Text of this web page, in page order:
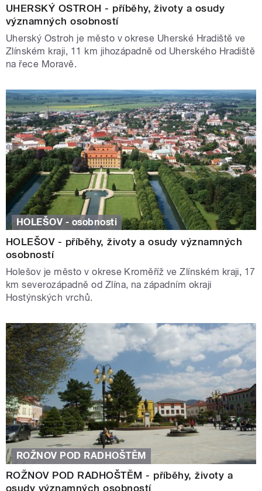
UHERSKÝ OSTROH - příběhy, životy a osudy
významných osobností
Uherský Ostroh je město v okrese Uherské Hradiště ve
Zlínském kraji, 11 km jihozápadně od Uherského Hradiště
na řece Moravě.
HOLEŠOV - osobnosti
HOLEŠOV - příběhy, životy a osudy významných
osobností
Holešov je město v okrese Kroměříž ve Zlínském kraji, 17
km severozápadně od Zlína, na západním okraji
Hostýnských vrchů.
ROŽNOV POD RADHOŠTĚM
ROŽNOV POD RADHOŠTĚM - příběhy, životy a
osudy významných osobností